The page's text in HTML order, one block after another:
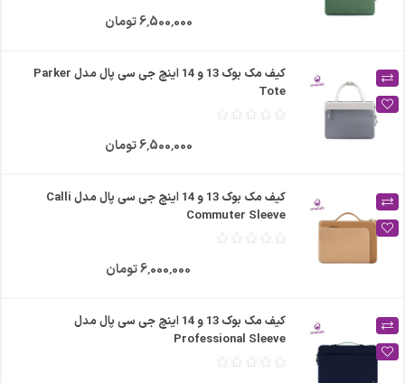
6٬500٬000 تومان
کیف مک بوک 13 و 14 اینچ جی سی پال مدل Parker
Tote
6٬500٬000 تومان
کیف مک بوک 13 و 14 اینچ جی سی پال مدل Calli
Commuter Sleeve
6٬000٬000 تومان
کیف مک بوک 13 و 14 اینچ جی سی پال مدل
Professional Sleeve